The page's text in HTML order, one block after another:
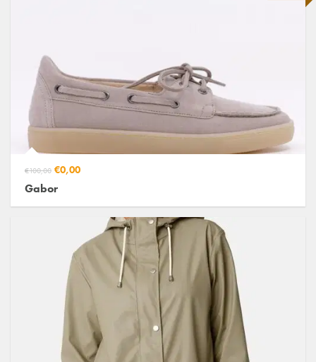
€100,00 €0,00
Gabor